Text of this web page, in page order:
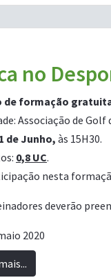
no
de formação
Associação de
1 de Junho, às 15H30.
0,8 UC.
nesta
deverão
2020